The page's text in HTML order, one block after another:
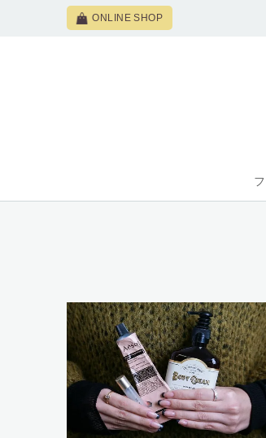
ONLINE SHOP